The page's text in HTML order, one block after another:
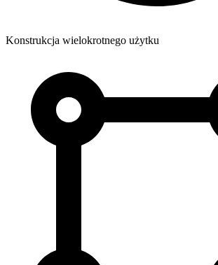
Konstrukcja wielokrotnego użytku